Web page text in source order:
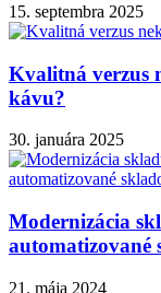
15. septembra 2025
Kvalitná verzus
kávu?
30. januára 2025
Modernizácia
automatizované
21. mája 2024